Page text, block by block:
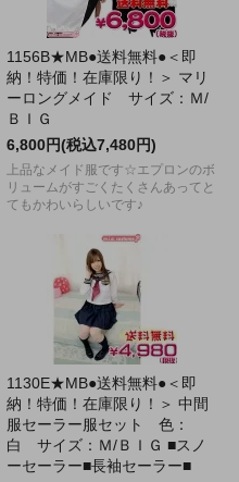
1156B★MB●送料無料●＜即
納！特価！在庫限り！＞ マリ
ーロングメイド サイズ：Ｍ/
ＢＩＧ
6,800円(税込7,480円)
上品なメイド服です☆エプロンのボ
リュームがすごくたくさんあってと
てもかわいらしいです♪
1130E★MB●送料無料●＜即
納！特価！在庫限り！＞ 中間
服セーラー服セット 色：
白 サイズ：Ｍ/ＢＩＧ ■スノ
ーセーラー■長袖セーラー■